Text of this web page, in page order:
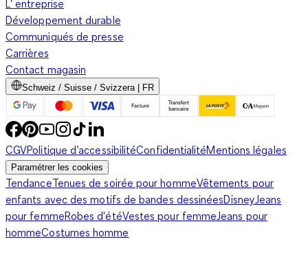
L' entreprise
Développement durable
Communiqués de presse
Carrières
Contact magasin
Schweiz / Suisse / Svizzera | FR
CGVPolitique d’accessibilitéConfidentialitéMentions légales
Paramétrer les cookies
TendanceTenues de soirée pour hommeVêtements pour
enfants avec des motifs de bandes dessinéesDisneyJeans
pour femmeRobes d'étéVestes pour femmeJeans pour
hommeCostumes homme